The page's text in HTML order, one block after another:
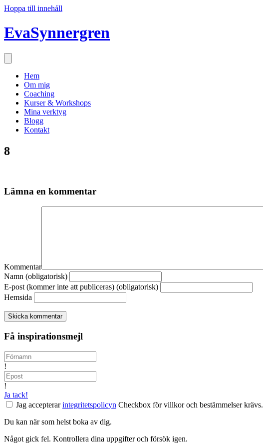
Hoppa till innehåll
EvaSynnergren
Hem
Om mig
Coaching
Kurser & Workshops
Mina verktyg
Blogg
Kontakt
8
Lämna en kommentar
Kommentar
Namn (obligatorisk)
E-post (kommer inte att publiceras) (obligatorisk)
Hemsida
Få inspirationsmejl
!
!
Ja tack!
Jag accepterarintegritetspolicyn Checkbox för villkor och bestämmelser krävs.
Du kan när som helst boka av dig.
Något gick fel. Kontrollera dina uppgifter och försök igen.